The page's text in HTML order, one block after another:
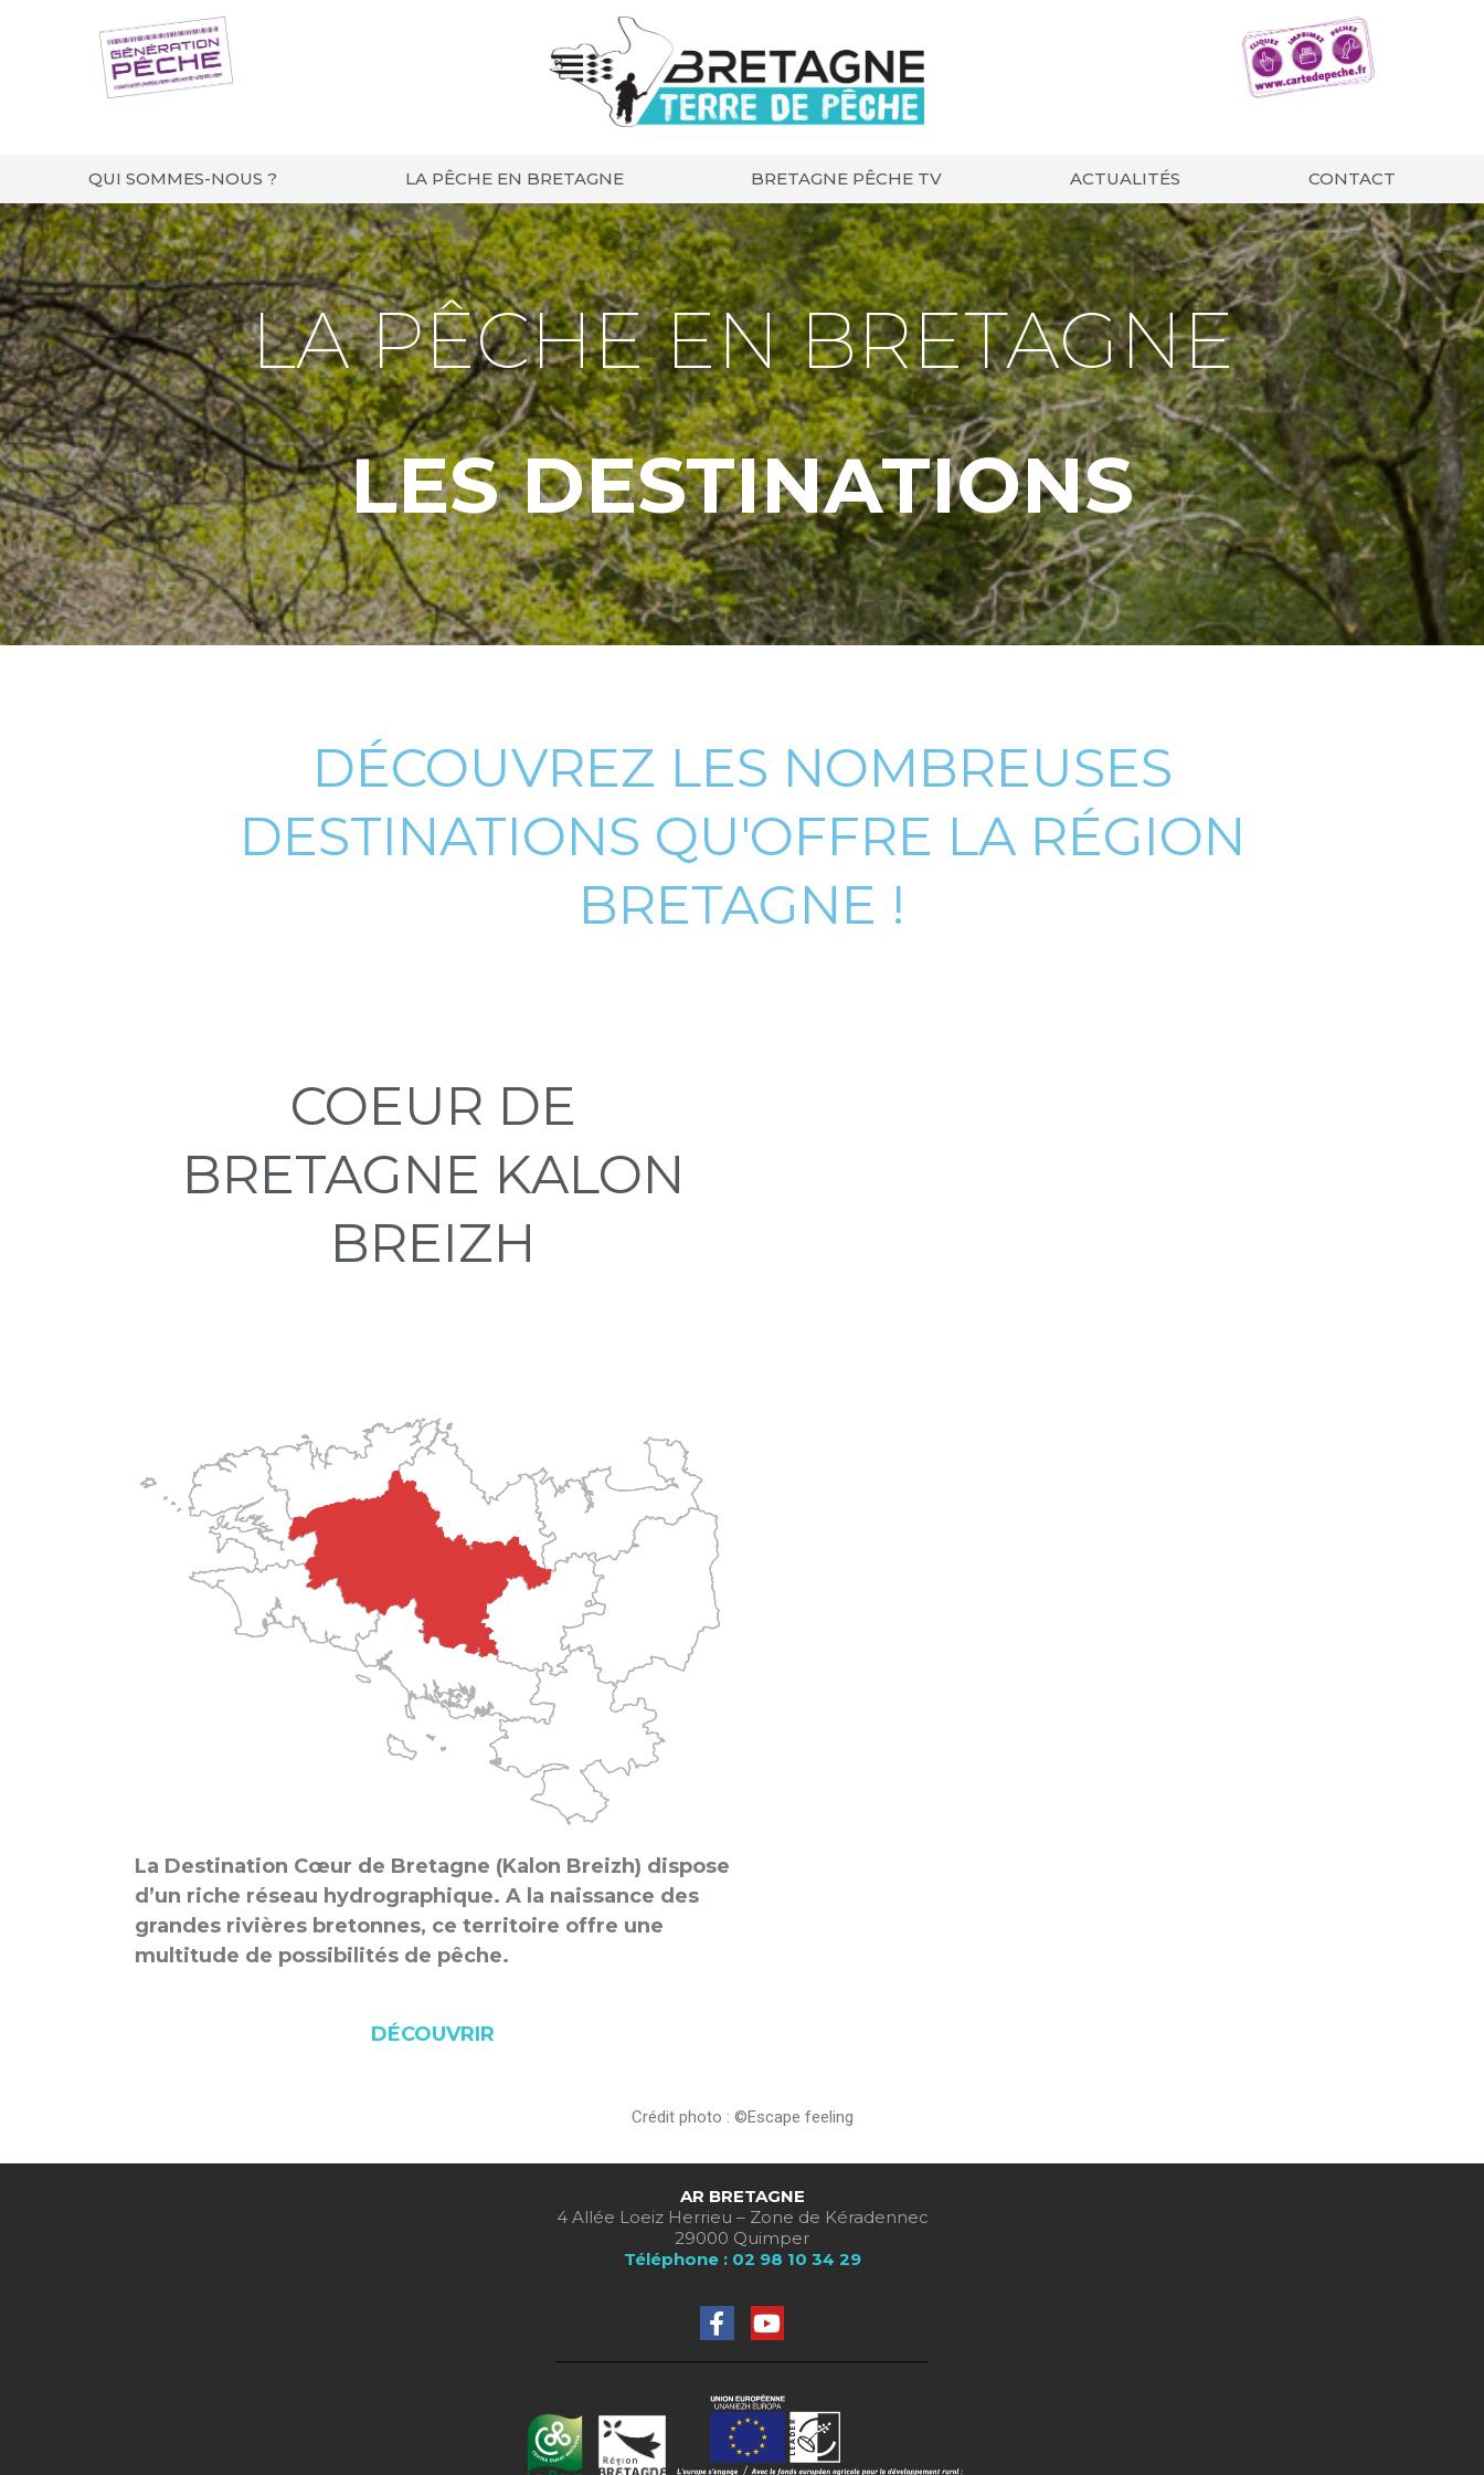
QUI SOMMES-NOUS ? LA PÊCHE EN BRETAGNE BRETAGNE PÊCHE TV ACTUALITÉS CONTACT
LA PÊCHE EN BRETAGNE
LES DESTINATIONS
DÉCOUVREZ LES NOMBREUSES
DESTINATIONS QU'OFFRE LA RÉGION
BRETAGNE !
COEUR DE
BRETAGNE KALON
BREIZH
La Destination Cœur de Bretagne (Kalon Breizh) dispose
d’un riche réseau hydrographique. A la naissance des
grandes rivières bretonnes, ce territoire offre une
multitude de possibilités de pêche.
DÉCOUVRIR
Crédit photo : ©Escape feeling
AR BRETAGNE
4 Allée Loeiz Herrieu – Zone de Kéradennec
29000 Quimper
Téléphone : 02 98 10 34 29